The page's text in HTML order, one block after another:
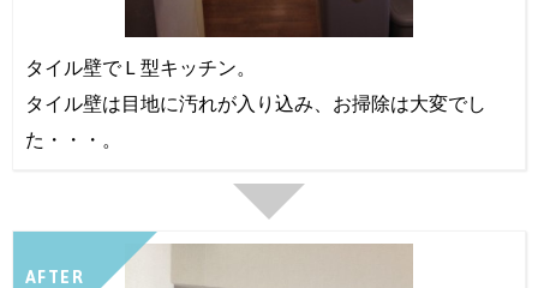
タイル壁でＬ型キッチン。
タイル壁は目地に汚れが入り込み、お掃除は大変でし
た・・・。
AFTER